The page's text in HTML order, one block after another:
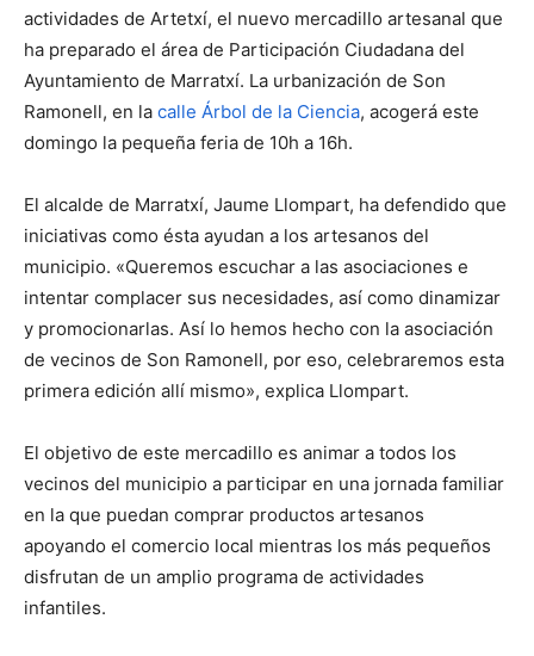
actividades de Artetxí, el nuevo mercadillo artesanal que
ha preparado el área de Participación Ciudadana del
Ayuntamiento de Marratxí. La urbanización de Son
Ramonell, en la calle Árbol de la Ciencia, acogerá este
domingo la pequeña feria de 10h a 16h.
El alcalde de Marratxí, Jaume Llompart, ha defendido que
iniciativas como ésta ayudan a los artesanos del
municipio. «Queremos escuchar a las asociaciones e
intentar complacer sus necesidades, así como dinamizar
y promocionarlas. Así lo hemos hecho con la asociación
de vecinos de Son Ramonell, por eso, celebraremos esta
primera edición allí mismo», explica Llompart.
El objetivo de este mercadillo es animar a todos los
vecinos del municipio a participar en una jornada familiar
en la que puedan comprar productos artesanos
apoyando el comercio local mientras los más pequeños
disfrutan de un amplio programa de actividades
infantiles.